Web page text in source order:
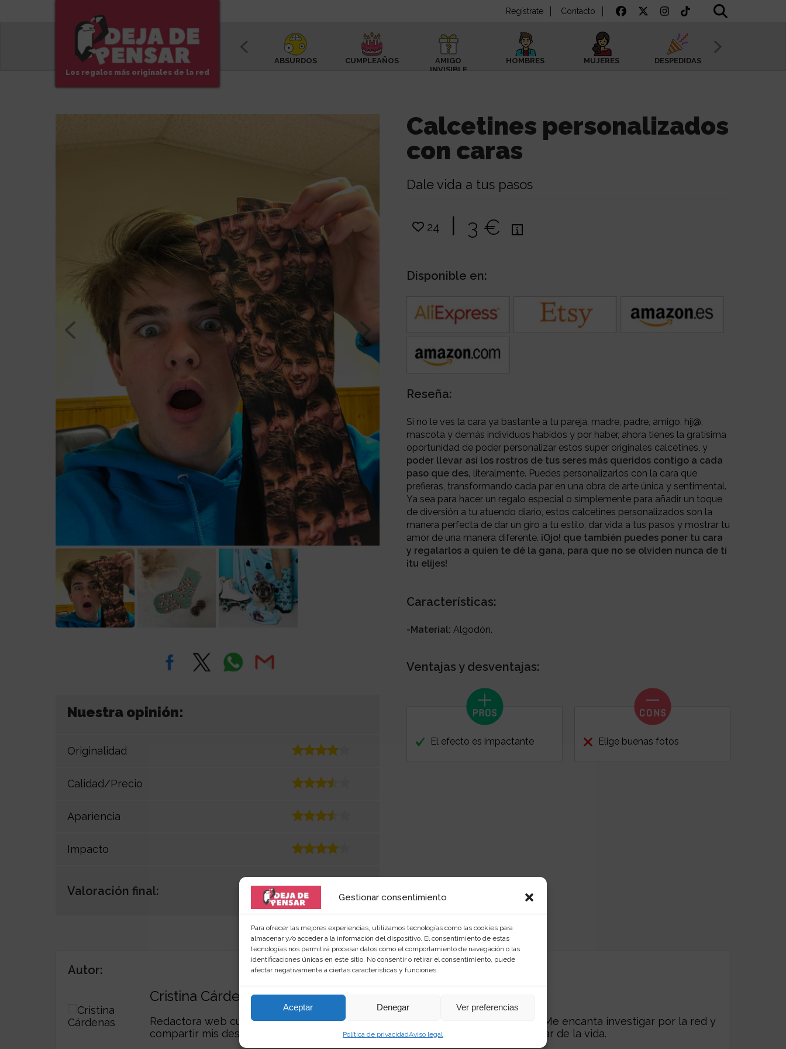
Gestionar consentimiento
Para ofrecer las mejores experiencias, utilizamos tecnologías como las cookies para
almacenar y/o acceder a la información del dispositivo. El consentimiento de estas
tecnologías nos permitirá procesar datos como el comportamiento de navegación o las
identificaciones únicas en este sitio. No consentir o retirar el consentimiento, puede
afectar negativamente a ciertas características y funciones.
Aceptar Denegar Ver preferencias
Política de privacidadAviso legal
Los regalos más originales de la red
Regístrate Contacto
ABSURDOS CUMPLEAÑOS
AMIGO
INVISIBLE
HOMBRES MUJERES DESPEDIDAS
Nuestra opinión:
Originalidad
Calidad/Precio
Apariencia
Impacto
Valoración final:
Calcetines personalizados
con caras
Dale vida a tus pasos
24 | 3 €
Disponible en:
Reseña:
Si no le ves la cara ya bastante a tu pareja, madre, padre, amigo, hij@,
mascota y demás individuos habidos y por haber, ahora tienes la gratísima
oportunidad de poder personalizar estos super originales calcetines, y
poder llevar así los rostros de tus seres más queridos contigo a cada
paso que des, literalmente. Puedes personalizarlos con la cara que
prefieras, transformando cada par en una obra de arte única y sentimental.
Ya sea para hacer un regalo especial o simplemente para añadir un toque
de diversión a tu atuendo diario, estos calcetines personalizados son la
manera perfecta de dar un giro a tu estilo, dar vida a tus pasos y mostrar tu
amor de una manera diferente. ¡Ojo! que también puedes poner tu cara
y regalarlos a quien te dé la gana, para que no se olviden nunca de tí
¡tu elijes!
Características:
-Material: Algodón.
Ventajas y desventajas:
El efecto es impactante Elige buenas fotos
Autor:
Cristina Cárdenas
Redactora web curiosa, amante de las palabras y de los productos singulares. Me encanta investigar por la red y
compartir mis descubrimientos en
dejadepensar.com. Me gusta el mar y disfrutar de la vida.